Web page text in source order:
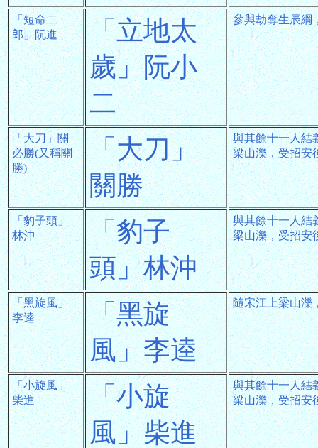
「短命二
郎」阮進
「立地太
歲」阮小
二
參與劫奪生辰綱
「大刀」關
必勝(又稱關
勝)
「大刀」
關勝
與其餘十一人結
梁山濼，受招安
「豹子頭」
林沖
「豹子
頭」林沖
與其餘十一人結
梁山濼，受招安
「黑旋風」
李逵
「黑旋
風」李逵
隨宋江上梁山濼
「小旋風」
柴進
「小旋
風」柴進
與其餘十一人結
梁山濼，受招安